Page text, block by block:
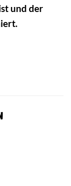
und der